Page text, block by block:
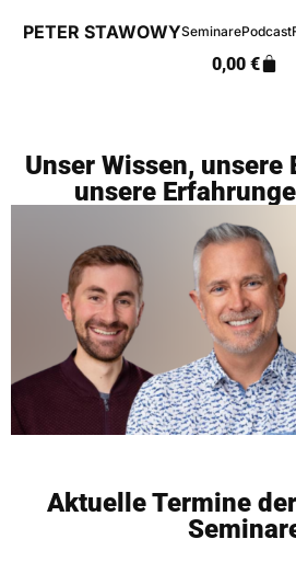
PETER STAWOWYSeminarePodcast
0,00 €
Unser Wissen, unsere
unsere
Aktuelle Termine